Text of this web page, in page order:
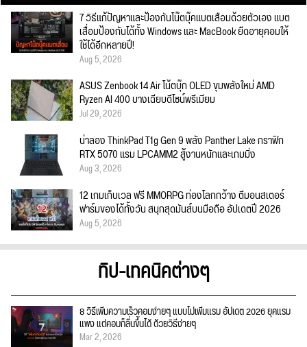
7 วิธีแก้ปัญหาและป้องกันโน๊ตบุ๊คแบตเสื่อมด้วยตัวเอง แบต
เสื่อมป้องกันได้ทั้ง Windows และ MacBook ยืดอายุคอมให้
ใช้ได้อีกหลายปี!
Aug 5, 2026
ASUS Zenbook 14 Air โน้ตบุ๊ก OLED ขุมพลังใหม่ AMD
Ryzen AI 400 บางเฉียบดีไซน์พรีเมียม
Jul 29, 2026
น่าลอง ThinkPad T1g Gen 9 พลัง Panther Lake กราฟิก
RTX 5070 แรม LPCAMM2 สู้งานหนักและเกมมิ่ง
Aug 3, 2026
12 เกมเก็บเวล ฟรี MMORPG ท่องโลกกว้าง ตีมอนสเตอร์
ฟาร์มของได้ทั้งวัน สนุกสุดมันส์บนมือถือ อัปเดตปี 2026
Aug 5, 2026
ทิป-เทคนิคต่างๆ
8 วิธีเพิ่มความเร็วคอมง่ายๆ แบบไม่เพิ่มแรม อัปเดต 2026 ยุคแรม
แพง แต่คอมก็ลื่นขึ้นได้ ด้วยวิธีง่ายๆ
Mar 2, 2026